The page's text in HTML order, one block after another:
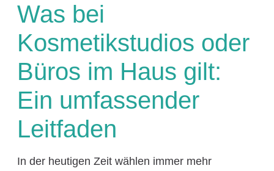
Was bei
Kosmetikstudios oder
Büros im Haus gilt:
Ein umfassender
Leitfaden
In der heutigen Zeit wählen immer mehr